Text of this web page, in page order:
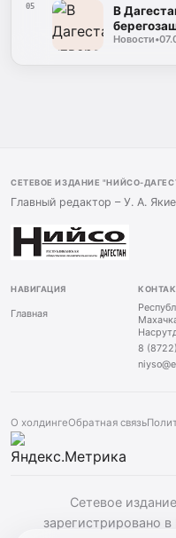
05
В
Новости•
СЕТЕВОЕ ИЗДАНИЕ "НИЙСО-
Главный редактор – У. А.
НАВИГАЦИЯ
Главная
8
О холдингеОбратная связь
Сетевое
зарегистрировано